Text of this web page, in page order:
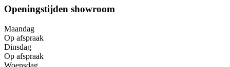
Openingstijden showroom
Maandag
Op afspraak
Dinsdag
Op afspraak
Woensdag